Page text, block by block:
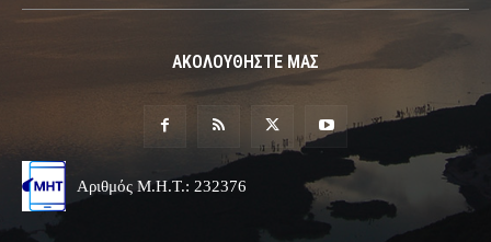
ΑΚΟΛΟΥΘΗΣΤΕ ΜΑΣ
Αριθμός Μ.Η.Τ.: 232376